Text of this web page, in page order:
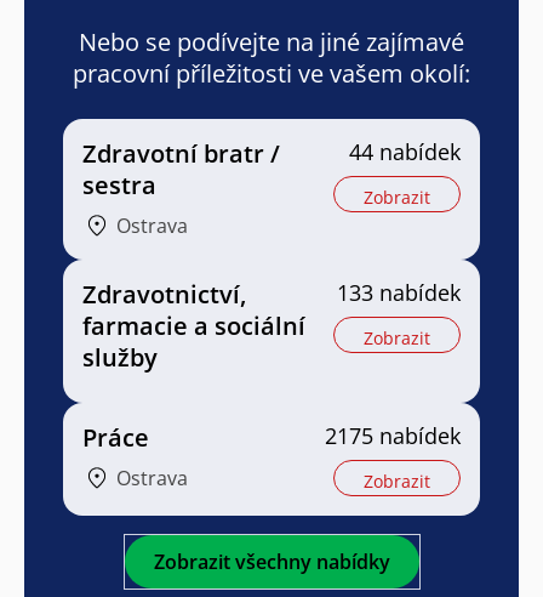
Nebo se podívejte na jiné zajímavé
pracovní příležitosti ve vašem okolí:
Zdravotní bratr /
sestra
Ostrava
44 nabídek
Zobrazit
Zdravotnictví,
farmacie a sociální
služby
133 nabídek
Zobrazit
Práce
Ostrava
2175 nabídek
Zobrazit
Zobrazit všechny nabídky